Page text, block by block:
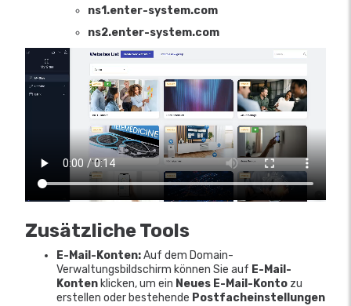
ns1.enter-system.com
ns2.enter-system.com
Zusätzliche Tools
E-Mail-Konten:Auf dem Domain-
Verwaltungsbildschirm können Sie auf E-Mail-
Konten klicken, um ein Neues E-Mail-Konto zu
erstellen oder bestehende Postfacheinstellungen